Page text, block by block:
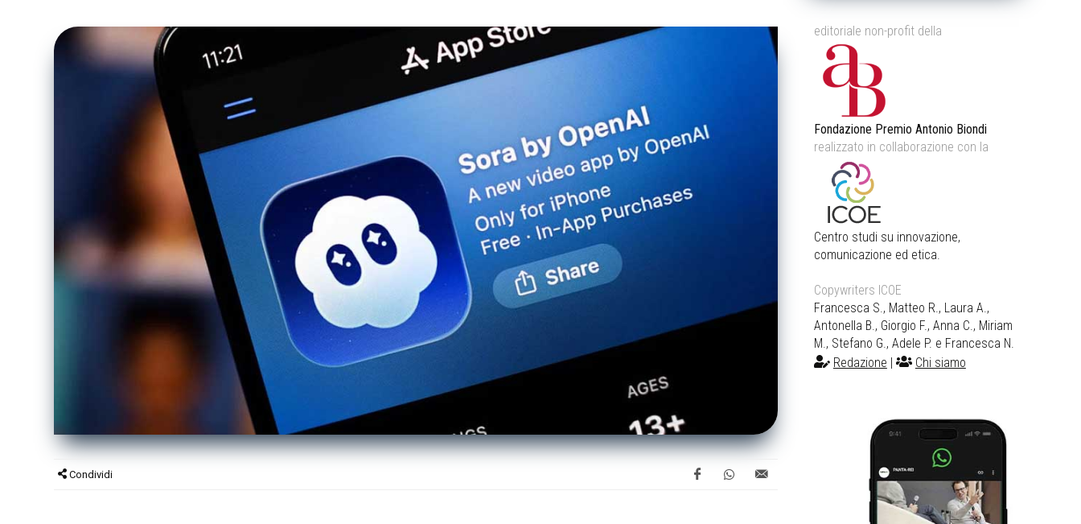
Condividi
editoriale non-profit della
Fondazione Premio Antonio Biondi
realizzato in collaborazione con la
Centro studi su innovazione,
comunicazione ed etica.
Copywriters ICOE
Francesca S., Matteo R., Laura A.,
Antonella B., Giorgio F., Anna C., Miriam
M., Stefano G., Adele P. e Francesca N.
Redazione
Chi siamo